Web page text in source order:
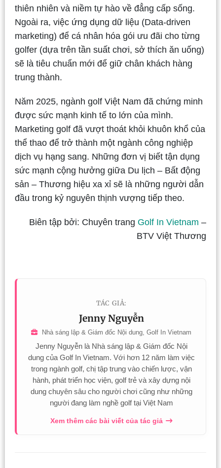
thiên nhiên và niềm tự hào về đẳng cấp sống.
Ngoài ra, việc ứng dụng dữ liệu (Data-driven
marketing) để cá nhân hóa gói ưu đãi cho từng
golfer (dựa trên tần suất chơi, sở thích ăn uống)
sẽ là tiêu chuẩn mới để giữ chân khách hàng
trung thành.
Năm 2025, ngành golf Việt Nam đã chứng minh
được sức mạnh kinh tế to lớn của mình.
Marketing golf đã vượt thoát khỏi khuôn khổ của
thể thao để trở thành một ngành công nghiệp
dịch vụ hạng sang. Những đơn vị biết tận dụng
sức mạnh cộng hưởng giữa Du lịch – Bất động
sản – Thương hiệu xa xỉ sẽ là những người dẫn
đầu trong kỷ nguyên thịnh vượng tiếp theo.
Biên tập bởi: Chuyên trang Golf In Vietnam –
BTV Việt Thương
TÁC GIẢ:
Jenny Nguyễn
Nhà sáng lập & Giám đốc Nội dung, Golf In Vietnam
Jenny Nguyễn là Nhà sáng lập & Giám đốc Nội
dung của Golf In Vietnam. Với hơn 12 năm làm việc
trong ngành golf, chị tập trung vào chiến lược, vận
hành, phát triển học viện, golf trẻ và xây dựng nội
dung chuyên sâu cho người chơi cũng như những
người đang làm nghề golf tại Việt Nam
Xem thêm các bài viết của tác giả